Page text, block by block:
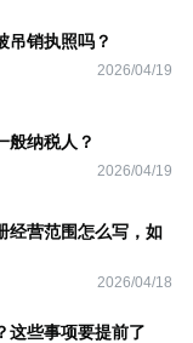
吊销执照吗？
2026/04/19
般纳税人？
2026/04/19
经营范围怎么写，如
2026/04/18
这些事项要提前了